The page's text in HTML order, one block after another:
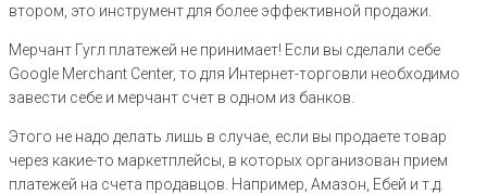
втором, это инструмент для более эффективной продажи.
Мерчант Гугл платежей не принимает! Если вы сделали себе
Google Merchant Center, то для Интернет-торговли необходимо
завести себе и мерчант счет в одном из банков.
Этого не надо делать лишь в случае, если вы продаете товар
через какие-то маркетплейсы, в которых организован прием
платежей на счета продавцов. Например, Амазон, Ебей и т.д.